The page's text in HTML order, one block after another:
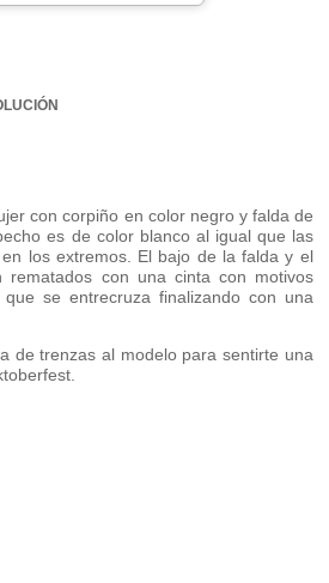
con corpiño en color negro y falda de
es de color blanco al igual que las
los extremos. El bajo de la falda y el
rematados con una cinta con motivos
se entrecruza finalizando con una
de trenzas al modelo para sentirte una